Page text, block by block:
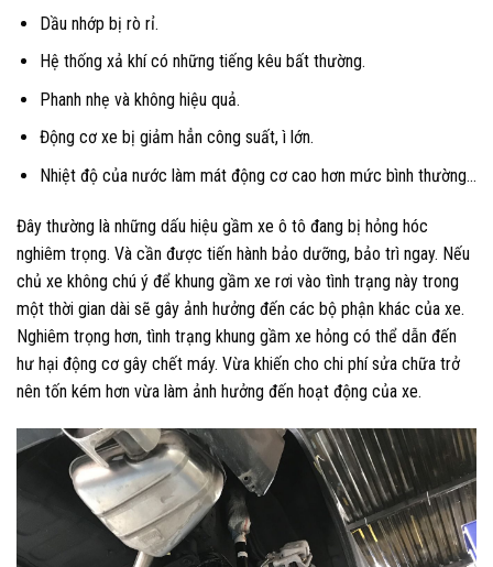
Dầu nhớp bị rò rỉ.
Hệ thống xả khí có những tiếng kêu bất thường.
Phanh nhẹ và không hiệu quả.
Động cơ xe bị giảm hẳn công suất, ì lớn.
Nhiệt độ của nước làm mát động cơ cao hơn mức bình thường…
Đây thường là những dấu hiệu gầm xe ô tô đang bị hỏng hóc
nghiêm trọng. Và cần được tiến hành bảo dưỡng, bảo trì ngay. Nếu
chủ xe không chú ý để khung gầm xe rơi vào tình trạng này trong
một thời gian dài sẽ gây ảnh hưởng đến các bộ phận khác của xe.
Nghiêm trọng hơn, tình trạng khung gầm xe hỏng có thể dẫn đến
hư hại động cơ gây chết máy. Vừa khiến cho chi phí sửa chữa trở
nên tốn kém hơn vừa làm ảnh hưởng đến hoạt động của xe.